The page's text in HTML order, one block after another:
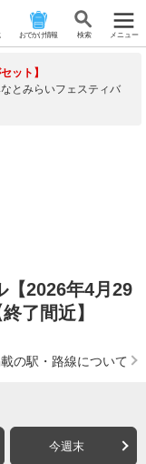
おでかけ情報 検 索 メニュー
ット】
とみらいフェスティバ
【2026年4月29
了間近】
の駅・路線について
今週末